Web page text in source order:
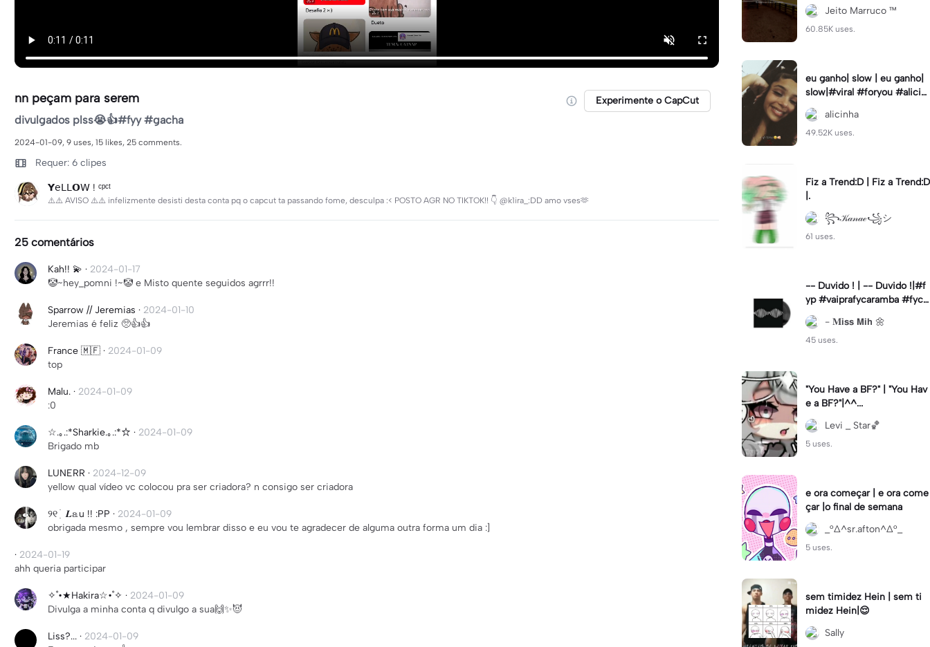
nn peçam para serem Experimente o CapCut
divulgados plss😭👍#fyy #gacha
2024-01-09, 9 uses, 15 likes, 25 comments.
Requer: 6 clipes
𝗬𝖾𝖫𝖫𝗢𝖶 ! ᶜᵖᶜᵗ
⚠️⚠️ AVISO ⚠️⚠️ infelizmente desisti desta conta pq o capcut ta passando fome, desculpa :< POSTO AGR NO TIKTOK!! 👇 @k1ira_:DD amo vses🫶
25 comentários
Kah!! 💫 · 2024-01-17
🤡~hey_pomni !~🤡 e Misto quente seguidos agrrr!!
Sparrow // Jeremias · 2024-01-10
Jeremias é feliz 🥺👍👍
France 🇲🇫 · 2024-01-09
top
Malu. · 2024-01-09
:0
☆.｡.:*Sharkie.｡.:*☆ · 2024-01-09
Brigado mb
LUNERR · 2024-12-09
yellow qual vídeo vc colocou pra ser criadora? n consigo ser criadora
୨୧ ֹ ִ 𝑳𝕒u !! :PP · 2024-01-09
obrigada mesmo , sempre vou lembrar disso e eu vou te agradecer de alguma outra forma um dia :]
· 2024-01-19
ahh queria participar
✧˚•★Hakira☆•˚✧ · 2024-01-09
Divulga a minha conta q divulgo a sua🙌✨😈
Liss?... · 2024-01-09
#cristao #agro #tipografia
#fy #fypJeito Marruco ™️
60.85K uses.
eu ganho| slow | eu ganho|
slow|#viral #foryou #alicin
ha #cameralenta #slow
alicinha
49.52K uses.
Fiz a Trend:D | Fiz a Trend:D
|.
꧂𝒦𝒶𝓃𝒶ℯ꧁シ
61 uses.
-- Duvido ! | -- Duvido !|#f
yp #vaiprafycaramba #fyca
pcut #viral
- 𝐌𝗶𝘀𝘀 𝗠𝗶𝗵 🌼
45 uses.
"You Have a BF?" | "You Hav
e a BF?"|^^...
Levi _ Star🏀
5 uses.
e ora começar | e ora come
çar |o final de semana
_°∆^sr.afton^∆°_
5 uses.
sem timidez Hein | sem ti
midez Hein|😌
Sally